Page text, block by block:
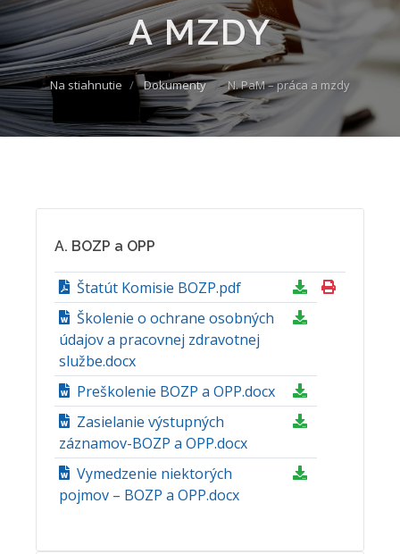
A MZDY
Na stiahnutie Dokumenty N. PaM – práca a mzdy
A. BOZP a OPP
Štatút Komisie BOZP.pdf
Školenie o ochrane osobných
údajov a pracovnej zdravotnej
službe.docx
Preškolenie BOZP a OPP.docx
Zasielanie výstupných
záznamov-BOZP a OPP.docx
Vymedzenie niektorých
pojmov – BOZP a OPP.docx